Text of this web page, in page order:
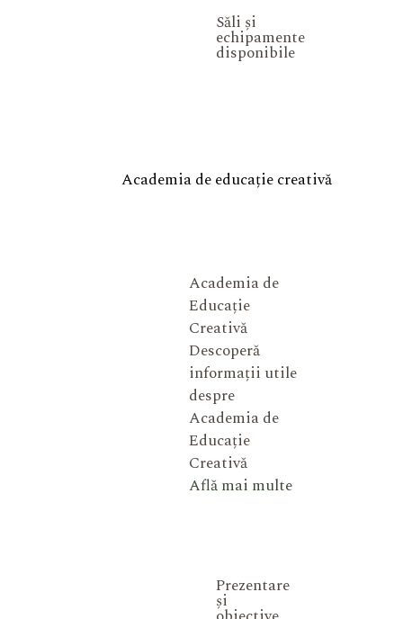
Săli și
echipamente
disponibile
Academia de educație creativă
Academia de
Educație
Creativă
Descoperă
informații utile
despre
Academia de
Educație
Creativă
Află mai multe
Prezentare
și